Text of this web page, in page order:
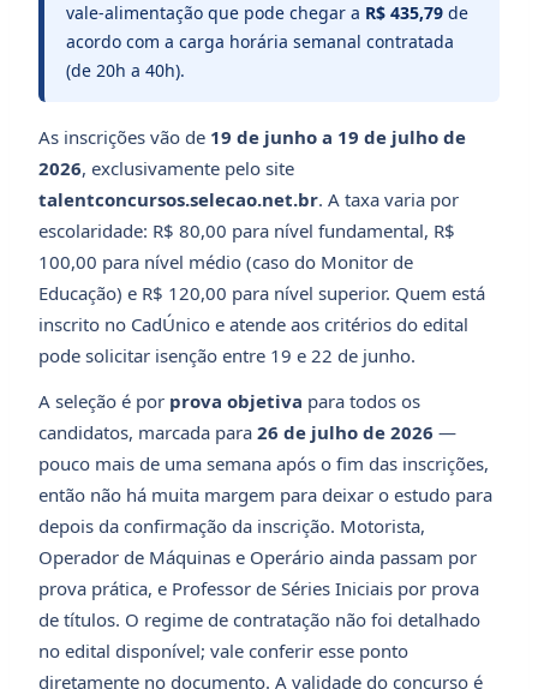
vale-alimentação que pode chegar a R$ 435,79 de
acordo com a carga horária semanal contratada
(de 20h a 40h).
As inscrições vão de 19 de junho a 19 de julho de
2026, exclusivamente pelo site
talentconcursos.selecao.net.br. A taxa varia por
escolaridade: R$ 80,00 para nível fundamental, R$
100,00 para nível médio (caso do Monitor de
Educação) e R$ 120,00 para nível superior. Quem está
inscrito no CadÚnico e atende aos critérios do edital
pode solicitar isenção entre 19 e 22 de junho.
A seleção é por prova objetiva para todos os
candidatos, marcada para 26 de julho de 2026 —
pouco mais de uma semana após o fim das inscrições,
então não há muita margem para deixar o estudo para
depois da confirmação da inscrição. Motorista,
Operador de Máquinas e Operário ainda passam por
prova prática, e Professor de Séries Iniciais por prova
de títulos. O regime de contratação não foi detalhado
no edital disponível; vale conferir esse ponto
diretamente no documento. A validade do concurso é